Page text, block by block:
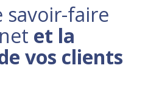
faire
et la
vos clients